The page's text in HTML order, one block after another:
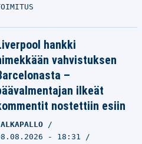
hankki
vahvistuksen
–
ilkeät
nostettiin esiin
- 18:31